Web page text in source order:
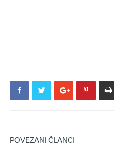
POVEZANI ČLANCI